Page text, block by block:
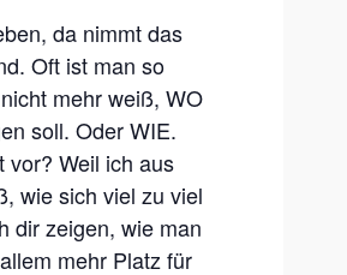
da nimmt das
Oft ist man so
mehr weiß, WO
soll. Oder WIE.
vor? Weil ich aus
wie sich viel zu viel
dir zeigen, wie man
mehr Platz für